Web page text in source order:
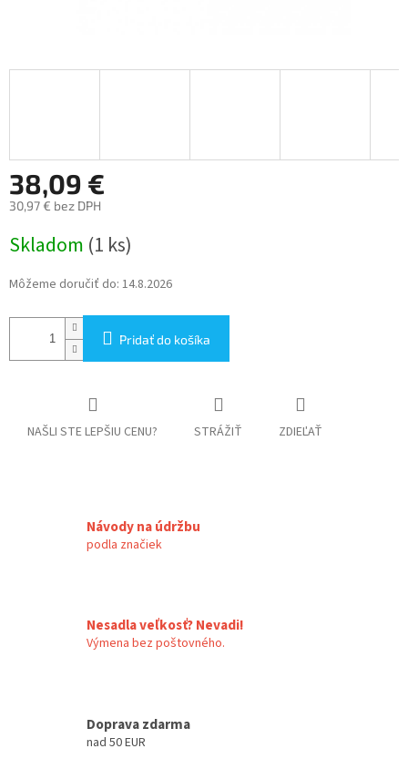
38,09 €
30,97 € bez DPH
cena:
Skladom (1 ks)
Môžeme doručiť do: 14.8.2026
Pridať do košíka
NAŠLI STE LEPŠIU CENU? STRÁŽIŤ ZDIEĽAŤ
Návody na údržbu
podla značiek
Nesadla veľkosť? Nevadi!
Výmena bez poštovného.
Doprava zdarma
nad 50 EUR